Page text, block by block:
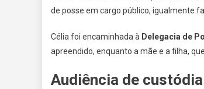
de posse em cargo público, igualmente
Célia foi encaminhada à Delegacia de
apreendido, enquanto a mãe e a filha,
Audiência de custódia